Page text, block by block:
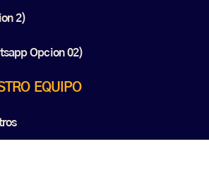
2)
Opcion 02)
EQUIPO